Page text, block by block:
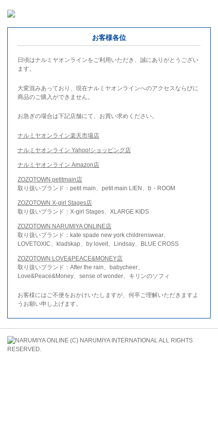
お客様各位
日頃はナルミヤオンラインをご利用いただき、誠にありがとうござい
ます。
大変混みあっており、現在ナルミヤオンラインへのアクセスならびに
商品のご購入ができません。
お急ぎの場合は下記店舗にて、お買い求めください。
ナルミヤオンライン楽天市場店
ナルミヤオンライン Yahoo!ショッピング店
ナルミヤオンライン Amazon店
ZOZOTOWN petitmain店
取り扱いブランド：petit main、petit main LIEN、b・ROOM
ZOZOTOWN X-girl Stages店
取り扱いブランド：X-girl Stages、XLARGE KIDS
ZOZOTOWN NARUMIYA ONLINE店
取り扱いブランド：kate spade new york childrenswear、
LOVETOXIC、kladskap、by loveit、Lindsay、BLUE CROSS
ZOZOTOWN LOVE&PEACE&MONEY店
取り扱いブランド：After the rain、babycheer、
Love&Peace&Money、sense of wonder、キリンのソフィ
お客様にはご不便をおかけいたしますが、何卒ご理解いただきますよ
うお願い申し上げます。